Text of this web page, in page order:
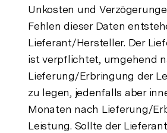
Unkosten und
Fehlen dieser Daten
Lieferant/Hersteller. Der
ist verpflichtet, umgehend
Lieferung/Erbringung der
zu legen, jedenfalls aber
Monaten nach Lieferung/
Leistung. Sollte der